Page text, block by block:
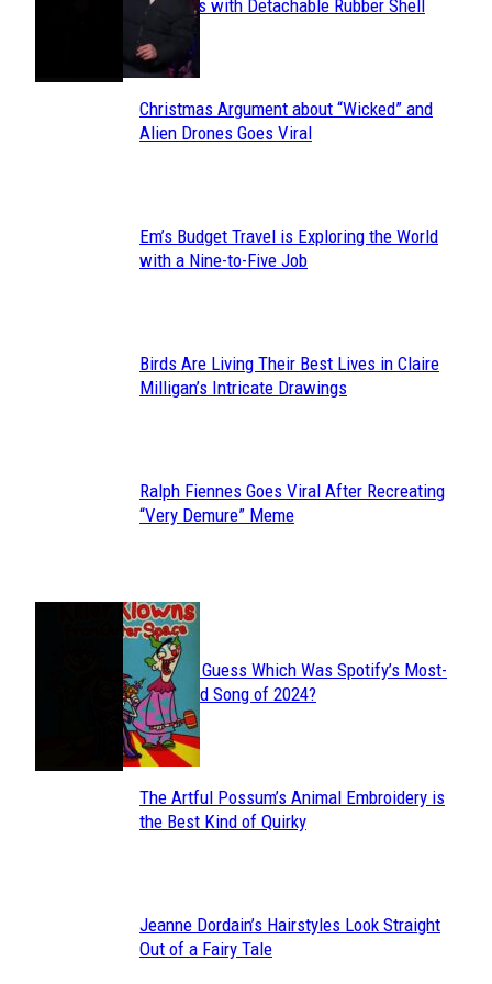
Section
Heading
Sneakers with Detachable Rubber Shell
Toes
Section
Christmas Argument about “Wicked” and
Alien Drones Goes Viral
Section
Em’s Budget Travel is Exploring the World
with a Nine-to-Five Job
Section
Birds Are Living Their Best Lives in Claire
Milligan’s Intricate Drawings
Section
Ralph Fiennes Goes Viral After Recreating
“Very Demure” Meme
JUST FUN
Section
Heading
Can You Guess Which Was Spotify’s Most-
Streamed Song of 2024?
Section
The Artful Possum’s Animal Embroidery is
the Best Kind of Quirky
Section
Jeanne Dordain’s Hairstyles Look Straight
Out of a Fairy Tale